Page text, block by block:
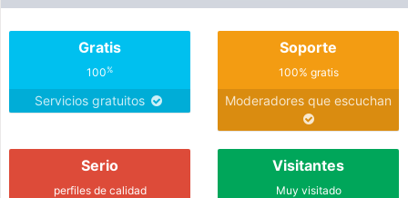
Gratis
100%
Servicios gratuitos
Soporte
100% gratis
Moderadores que escuchan
Serio
perfiles de calidad
Visitantes
Muy visitado